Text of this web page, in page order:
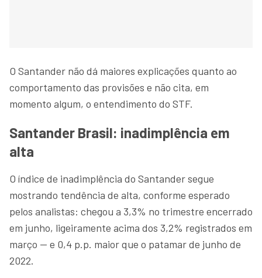
O Santander não dá maiores explicações quanto ao
comportamento das provisões e não cita, em
momento algum, o entendimento do STF.
Santander Brasil: inadimplência em
alta
O índice de inadimplência do Santander segue
mostrando tendência de alta, conforme esperado
pelos analistas: chegou a 3,3% no trimestre encerrado
em junho, ligeiramente acima dos 3,2% registrados em
março — e 0,4 p.p. maior que o patamar de junho de
2022.